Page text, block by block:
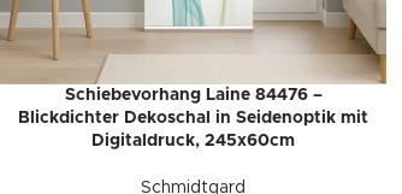
Schiebevorhang Laine 84476 –
Blickdichter Dekoschal in Seidenoptik mit
Digitaldruck, 245x60cm
Schmidtgard